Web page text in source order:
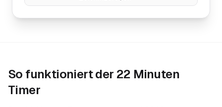
So funktioniert der 22 Minuten
Timer